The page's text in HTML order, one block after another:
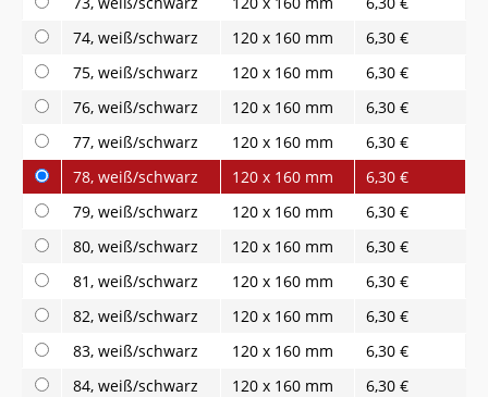
74, weiß/schwarz
120 x 160 mm
6,30 €
75, weiß/schwarz
120 x 160 mm
6,30 €
76, weiß/schwarz
120 x 160 mm
6,30 €
77, weiß/schwarz
120 x 160 mm
6,30 €
78, weiß/schwarz
120 x 160 mm
6,30 €
79, weiß/schwarz
120 x 160 mm
6,30 €
80, weiß/schwarz
120 x 160 mm
6,30 €
81, weiß/schwarz
120 x 160 mm
6,30 €
82, weiß/schwarz
120 x 160 mm
6,30 €
83, weiß/schwarz
120 x 160 mm
6,30 €
84, weiß/schwarz
120 x 160 mm
6,30 €